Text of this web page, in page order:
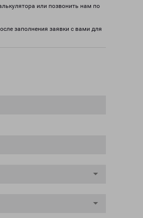
или позвонить нам по
заполнения заявки с вами для